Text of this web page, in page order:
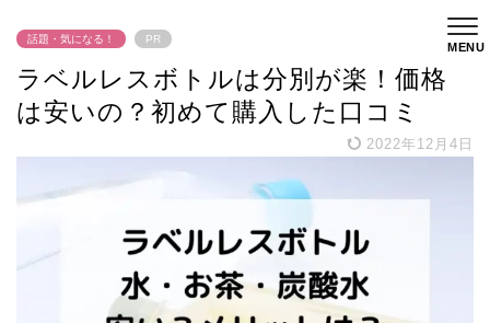
話題・気になる！ PR
ラベルレスボトルは分別が楽！価格
は安いの？初めて購入した口コミ
2022年12月4日